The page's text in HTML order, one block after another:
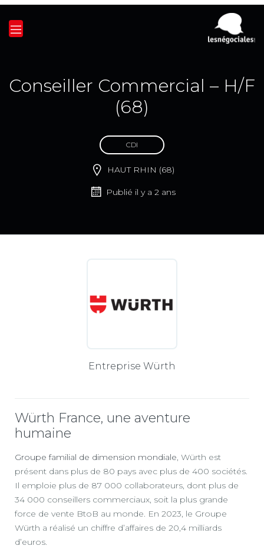
Conseiller Commercial – H/F
(68)
CDI
HAUT RHIN (68)
Publié il y a 2 ans
Entreprise Würth
Würth France, une aventure
humaine
Groupe familial de dimension mondiale, Würth est
présent dans plus de 80 pays avec plus de 400 sociétés.
Il emploie plus de 87 000 collaborateurs, dont plus de
34 000 conseillers commerciaux, soit la plus grande
force de vente BtoB au monde. En 2023, le Groupe
Würth a réalisé un chiffre d’affaires de 20,4 milliards
d’euros.